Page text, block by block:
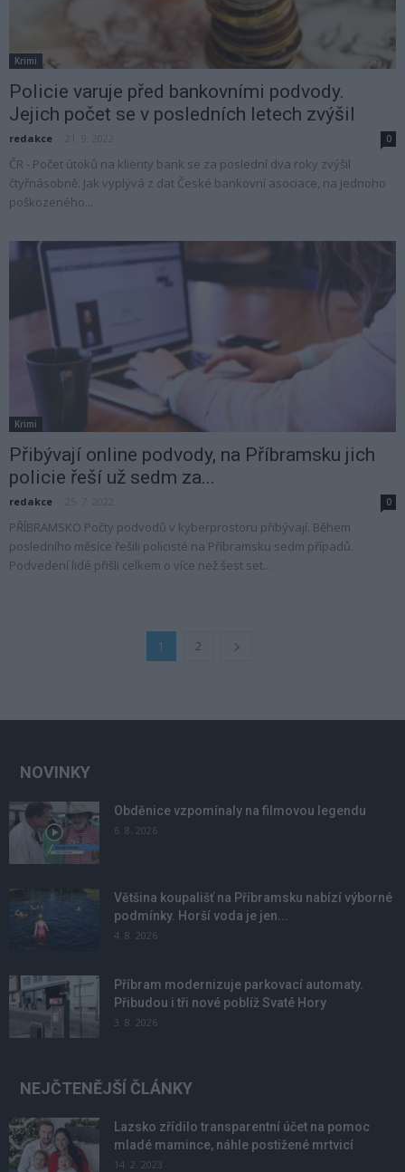
Krimi
Policie varuje před bankovními podvody.
Jejich počet se v posledních letech zvýšil
redakce 0
ČR - Počet útoků na klienty bank se za poslední dva roky zvýšil
čtyřnásobně. Jak vyplývá z dat České bankovní asociace, na jednoho
poškozeného...
Krimi
Přibývají online podvody, na Příbramsku jich
policie řeší už sedm za...
redakce 0
PŘÍBRAMSKO Počty podvodů v kyberprostoru přibývají. Během
posledního měsíce řešili policisté na Příbramsku sedm případů.
Podvedení lidé přišli celkem o více než šest set...
1 2
NOVINKY
Obděnice vzpomínaly na filmovou legendu
6. 8. 2026
Většina koupališť na Příbramsku nabízí výborné
podmínky. Horší voda je jen...
4. 8. 2026
Příbram modernizuje parkovací automaty.
Přibudou i tři nové poblíž Svaté Hory
3. 8. 2026
NEJČTENĚJŠÍ ČLÁNKY
Lazsko zřídilo transparentní účet na pomoc
mladé mamince, náhle postižené mrtvicí
14. 2. 2023